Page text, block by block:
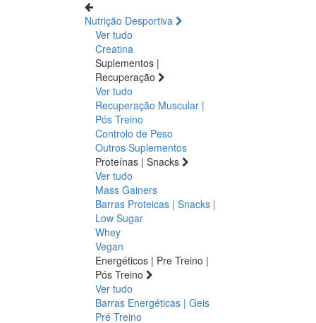
Nutrição Desportiva
Ver tudo
Creatina
Suplementos |
Recuperação
Ver tudo
Recuperação Muscular |
Pós Treino
Controlo de Peso
Outros Suplementos
Proteínas | Snacks
Ver tudo
Mass Gainers
Barras Proteicas | Snacks |
Low Sugar
Whey
Vegan
Energéticos | Pre Treino |
Pós Treino
Ver tudo
Barras Energéticas | Geis
Pré Treino